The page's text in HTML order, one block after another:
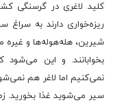
کلید لاغری در گرسنگی
ریزه‌خواری دارند به
شیرین، هله‌هوله‌ها و غیره
بخوابانند. و این
نمی‌کنیم اما لاغر هم
سیر می‌شوید غذا بخورید.